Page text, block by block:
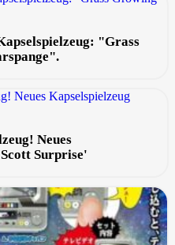
"Grass
Neues
Surprise'